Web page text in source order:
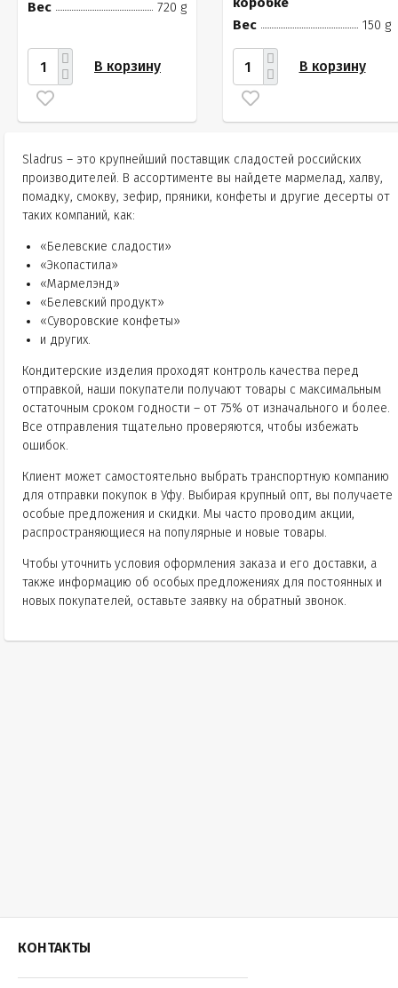
Вес
720 g
В корзину
Вес 150 g
В корзину
Sladrus – это крупнейший поставщик сладостей российских
производителей. В ассортименте вы найдете мармелад, халву,
помадку, смокву, зефир, пряники, конфеты и другие десерты от
таких компаний, как:
«Белевские сладости»
«Экопастила»
«Мармелэнд»
«Белевский продукт»
«Суворовские конфеты»
и других.
Кондитерские изделия проходят контроль качества перед
отправкой, наши покупатели получают товары с максимальным
остаточным сроком годности – от 75% от изначального и более.
Все отправления тщательно проверяются, чтобы избежать
ошибок.
Клиент может самостоятельно выбрать транспортную компанию
для отправки покупок в Уфу. Выбирая крупный опт, вы получаете
особые предложения и скидки. Мы часто проводим акции,
распространяющиеся на популярные и новые товары.
Чтобы уточнить условия оформления заказа и его доставки, а
также информацию об особых предложениях для постоянных и
новых покупателей, оставьте заявку на обратный звонок.
КОНТАКТЫ